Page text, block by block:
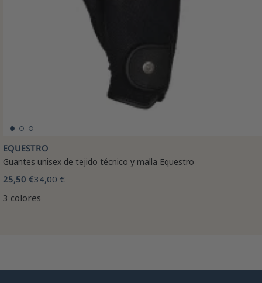
EQUESTRO
Guantes unisex de tejido técnico y malla Equestro
25,50 €34,00 €
3 colores